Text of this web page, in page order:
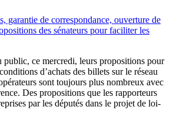
garantie de correspondance, ouverture de
des sénateurs pour faciliter les
public, ce mercredi, leurs propositions pour
d’achats des billets sur le réseau
sont toujours plus nombreux avec
Des propositions que les rapporteurs
par les députés dans le projet de loi-